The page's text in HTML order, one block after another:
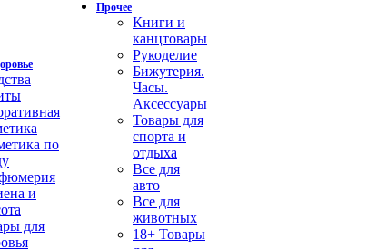
по
и
для
Прочее
Книги и
канцтовары
Рукоделие
Бижутерия.
Часы.
Аксессуары
Товары для
спорта и
отдыха
Все для
авто
Все для
животных
18+ Товары